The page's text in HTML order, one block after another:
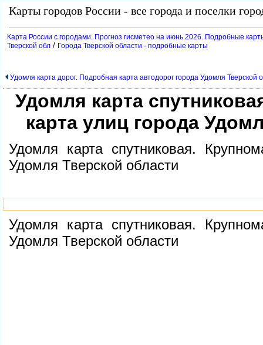
Карты городов России - все города и поселки
Карта России с городами. Прогноз гисметео на июнь 2026. Подробные
Тверской обл / Города Тверской области - подробные карты
Удомля карта дорог. Подробная карта автодорог города Удомля Тверской
Удомля карта
карта улиц города
Удомля карта спутниковая.
Удомля Тверской области
Удомля карта спутниковая.
Удомля Тверской области